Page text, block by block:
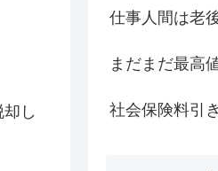
し
仕事人間は老
まだまだ最高
社会保険料引